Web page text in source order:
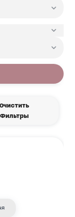
Очистить
Фильтры